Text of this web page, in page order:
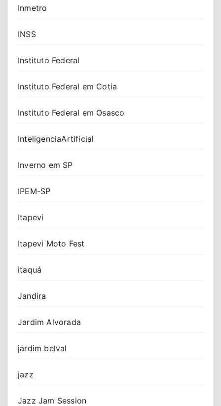
Inmetro
INSS
Instituto Federal
Instituto Federal em Cotia
Instituto Federal em Osasco
InteligenciaArtificial
Inverno em SP
IPEM-SP
Itapevi
Itapevi Moto Fest
itaquá
Jandira
Jardim Alvorada
jardim belval
jazz
Jazz Jam Session